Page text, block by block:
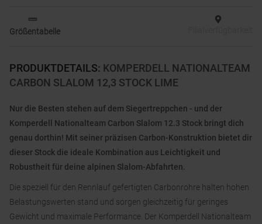
PRODUKTDETAILS: KOMPERDELL NATIONALTEAM
CARBON SLALOM 12,3 STOCK LIME
Nur die Besten stehen auf dem Siegertreppchen - und der
Komperdell Nationalteam Carbon Slalom 12.3 Stock bringt dich
genau dorthin! Mit seiner präzisen Carbon-Konstruktion bietet dir
dieser Stock die ideale Kombination aus Leichtigkeit und
Robustheit für deine alpinen Slalom-Abfahrten.
Die speziell für den Rennlauf gefertigten Carbonrohre halten hohen
Belastungswerten stand und sorgen gleichzeitig für geringes
Gewicht und maximale Performance. Der Komperdell Nationalteam
Größentabelle